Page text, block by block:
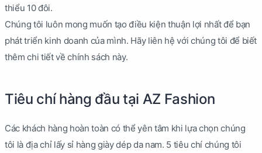
thiểu 10 đôi.
Chúng tôi luôn mong muốn tạo điều kiện thuận lợi nhất để bạn
phát triển kinh doanh của mình. Hãy liên hệ với chúng tôi để biết
thêm chi tiết về chính sách này.
Tiêu chí hàng đầu tại AZ Fashion
Các khách hàng hoàn toàn có thể yên tâm khi lựa chọn chúng
tôi là địa chỉ lấy sỉ hàng giày dép da nam. 5 tiêu chí chúng tôi